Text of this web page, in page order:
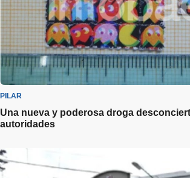
PILAR
Una nueva y poderosa droga
autoridades